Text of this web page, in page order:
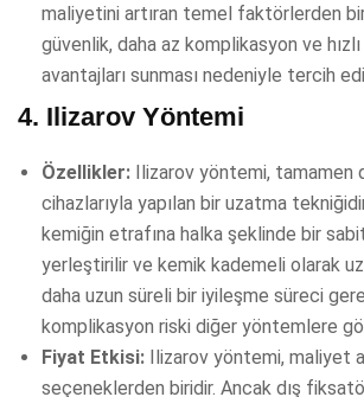
maliyetini artıran temel faktörlerden
güvenlik, daha az komplikasyon ve
avantajları sunması nedeniyle tercih
4. Ilizarov Yöntemi
Özellikler: Ilizarov yöntemi, tamamen
cihazlarıyla yapılan bir uzatma
kemiğin etrafına halka şeklinde bir
yerleştirilir ve kemik kademeli olarak
daha uzun süreli bir iyileşme süreci
komplikasyon riski diğer yöntemlere
Fiyat Etkisi: Ilizarov yöntemi, maliyet
seçeneklerden biridir. Ancak dış